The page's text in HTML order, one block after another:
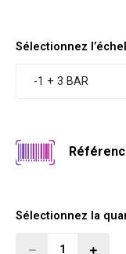
Sélectionnez
-1 + 3 BAR
Sélectionnez la